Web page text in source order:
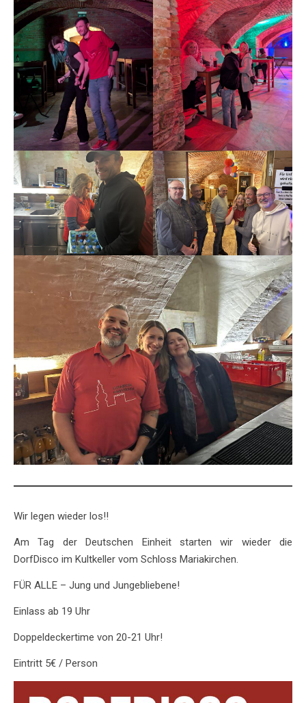
Wir legen wieder los!!
Am Tag der Deutschen Einheit starten wir wieder die
DorfDisco im Kultkeller vom Schloss Mariakirchen.
FÜR ALLE – Jung und Jungebliebene!
Einlass ab 19 Uhr
Doppeldeckertime von 20-21 Uhr!
Eintritt 5€ / Person